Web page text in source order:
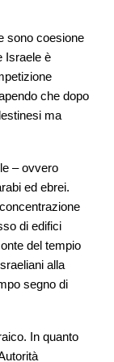
sono coesione
Israele è
che dopo
ma
– ovvero
ed ebrei.
di edifici
del tempio
alla
segno di
In quanto